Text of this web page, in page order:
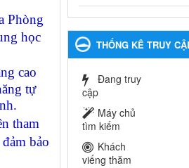
Phòng
học
cao
tự
tham
bảo
giáo dục khác thuộc thẩm
quyền giải quyết của Sở
dục và Đào tạo, Ủy ban
dân cấp huyện
Hướng dẫn thực hiện
nhiệm vụ giáo dục tiểu
năm học 2024-2025
Hướng dẫn thực hiện
vụ giáo dục tiểu học năm
2024-2025
THỐNG KÊ TRUY
Đang truy
cập
Máy chủ
tìm kiếm
Khách
viếng thăm